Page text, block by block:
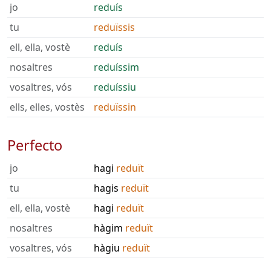
jo
reduís
tu
reduïssis
ell, ella, vostè
reduís
nosaltres
reduíssim
vosaltres, vós
reduíssiu
ells, elles, vostès
reduïssin
Perfecto
jo hagi reduït
tu
hagis reduït
ell, ella, vostè
hagi reduït
nosaltres
hàgim reduït
vosaltres, vós
hàgiu reduït